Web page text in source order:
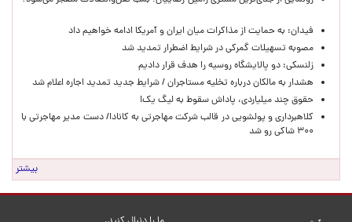
فیدان: به حمایت از مذاکرات میان ایران و آمریکا ادامه خواهیم داد
مصوبه تسهیلات گمرکی در شرایط اضطرار تمدید شد
زلنسکی: دو پالایشگاه روسیه را هدف قرار دادیم
هشدار به مالکان درباره تخلیه مستاجران / شرایط جدید تمدید اجاره اعلام شد
حقوق چند میلیاردی، پاداش سقوط به لیگ یک!
کلاهبرداری و پولشویی در قالب شرکت مهاجرتی به کانادا/ دست مدیر مهاجرتی با
۳۰۰ شاکی رو شد
بیشتر